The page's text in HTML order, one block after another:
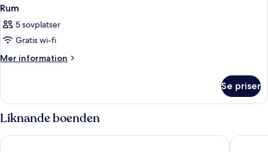
Rum
5 sovplatser
Gratis wi-fi
Mer information
Mer
Se priser
Liknande boenden
Aubamar Palma Resort